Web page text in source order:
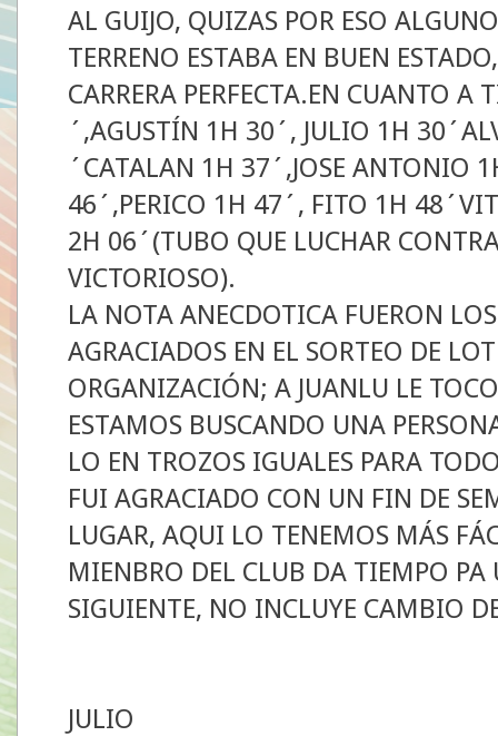
AL GUIJO, QUIZAS POR ESO
TERRENO ESTABA EN BUEN
CARRERA PERFECTA.EN CUANTO A
´,AGUSTÍN 1H 30´, JULIO 1H
´CATALAN 1H 37´,JOSE ANTONIO
46´,PERICO 1H 47´, FITO 1H
2H 06´(TUBO QUE LUCHAR
VICTORIOSO).
LA NOTA ANECDOTICA FUERON
AGRACIADOS EN EL SORTEO DE
ORGANIZACIÓN; A JUANLU LE
ESTAMOS BUSCANDO UNA
LO EN TROZOS IGUALES PARA
FUI AGRACIADO CON UN FIN DE
LUGAR, AQUI LO TENEMOS MÁS
MIENBRO DEL CLUB DA TIEMPO PA
SIGUIENTE, NO INCLUYE CAMBIO
JULIO